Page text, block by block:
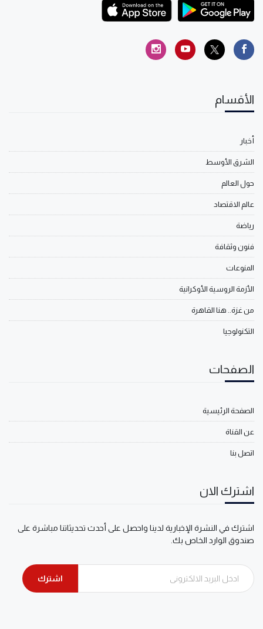
الأقسام
أخبار
الشرق الأوسط
حول العالم
عالم الاقتصاد
رياضة
فنون وثقافة
المنوعات
الأزمة الروسية الأوكرانية
من غزة.. هنا القاهرة
التكنولوجيا
الصفحات
الصفحة الرئيسية
عن القناة
اتصل بنا
اشترك الان
اشترك في النشرة الإخبارية لدينا واحصل على أحدث تحديثاتنا مباشرة على
صندوق الوارد الخاص بك.
اشترك